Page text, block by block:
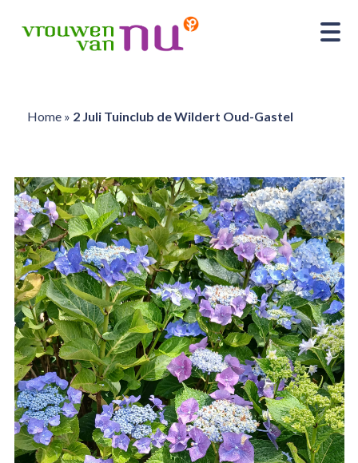
Home» 2 Juli Tuinclub de Wildert Oud-Gastel